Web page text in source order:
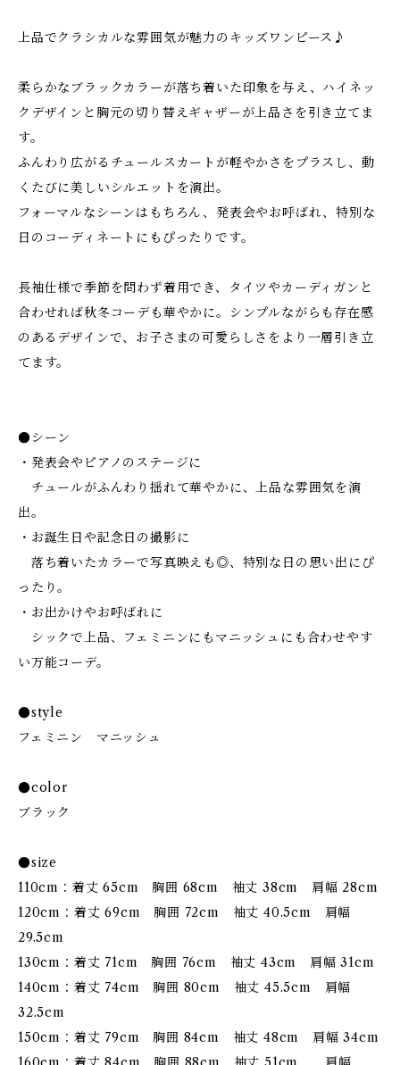
上品でクラシカルな雰囲気が魅力のキッズワンピース♪
柔らかなブラックカラーが落ち着いた印象を与え、ハイネッ
クデザインと胸元の切り替えギャザーが上品さを引き立てま
す。
ふんわり広がるチュールスカートが軽やかさをプラスし、動
くたびに美しいシルエットを演出。
フォーマルなシーンはもちろん、発表会やお呼ばれ、特別な
日のコーディネートにもぴったりです。
長袖仕様で季節を問わず着用でき、タイツやカーディガンと
合わせれば秋冬コーデも華やかに。シンプルながらも存在感
のあるデザインで、お子さまの可愛らしさをより一層引き立
てます。
●シーン
・発表会やピアノのステージに
チュールがふんわり揺れて華やかに、上品な雰囲気を演
出。
・お誕生日や記念日の撮影に
落ち着いたカラーで写真映えも◎、特別な日の思い出にぴ
ったり。
・お出かけやお呼ばれに
シックで上品、フェミニンにもマニッシュにも合わせやす
い万能コーデ。
●style
フェミニン マニッシュ
●color
ブラック
●size
110cm：着丈 65cm 胸囲 68cm 袖丈 38cm 肩幅 28cm
120cm：着丈 69cm 胸囲 72cm 袖丈 40.5cm 肩幅
29.5cm
130cm：着丈 71cm 胸囲 76cm 袖丈 43cm 肩幅 31cm
140cm：着丈 74cm 胸囲 80cm 袖丈 45.5cm 肩幅
32.5cm
150cm：着丈 79cm 胸囲 84cm 袖丈 48cm 肩幅 34cm